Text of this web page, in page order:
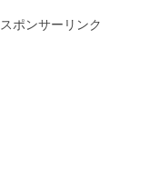
スポンサーリンク